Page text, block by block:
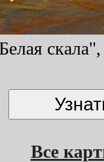
Все